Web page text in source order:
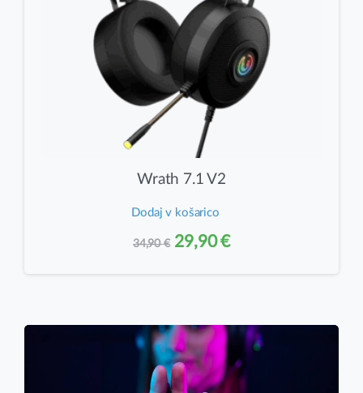
Wrath 7.1 V2
Dodaj v košarico
34,90€ Izvirna
bila:
34,90 €.
29,90€Trenutna
29,90 €.